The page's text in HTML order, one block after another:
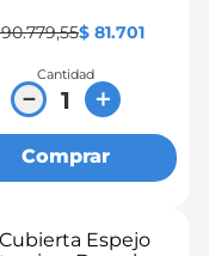
90.779,55$ 81.701
Cantidad
＋
－
Comprar